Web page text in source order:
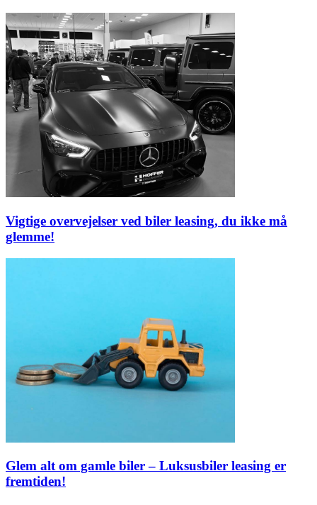
Vigtige overvejelser ved biler leasing, du ikke må
glemme!
Glem alt om gamle biler – Luksusbiler leasing er
fremtiden!